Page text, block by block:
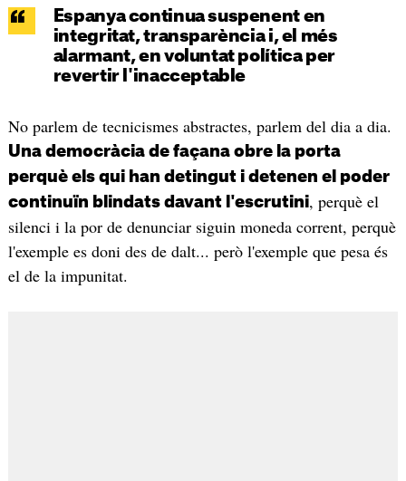
Espanya continua suspenent en
integritat, transparència i, el més
alarmant, en voluntat política per
revertir l'inacceptable
No parlem de tecnicismes abstractes, parlem del dia a dia.
Una democràcia de façana obre la porta
perquè els qui han detingut i detenen el poder
continuïn blindats davant l'escrutini, perquè el
silenci i la por de denunciar siguin moneda corrent, perquè
l'exemple es doni des de dalt... però l'exemple que pesa és
el de la impunitat.